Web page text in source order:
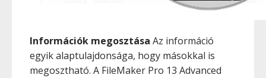
Információk megosztása Az információ
egyik alaptulajdonsága, hogy másokkal is
megosztható. A FileMaker Pro 13 Advanced